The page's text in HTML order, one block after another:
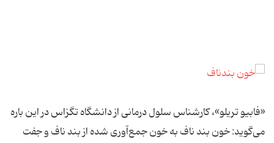
«فابیو تریلو»، کارشناس سلول درمانی از دانشگاه تگزاس در این باره
می‌گوید: خون بند ناف به خون جمع‌آوری شده از بند ناف و جفت